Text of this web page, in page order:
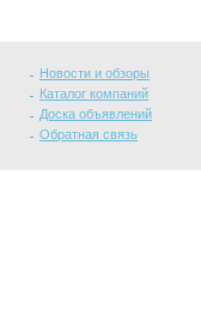
Новости и обзоры
Каталог компаний
Доска объявлений
Обратная связь